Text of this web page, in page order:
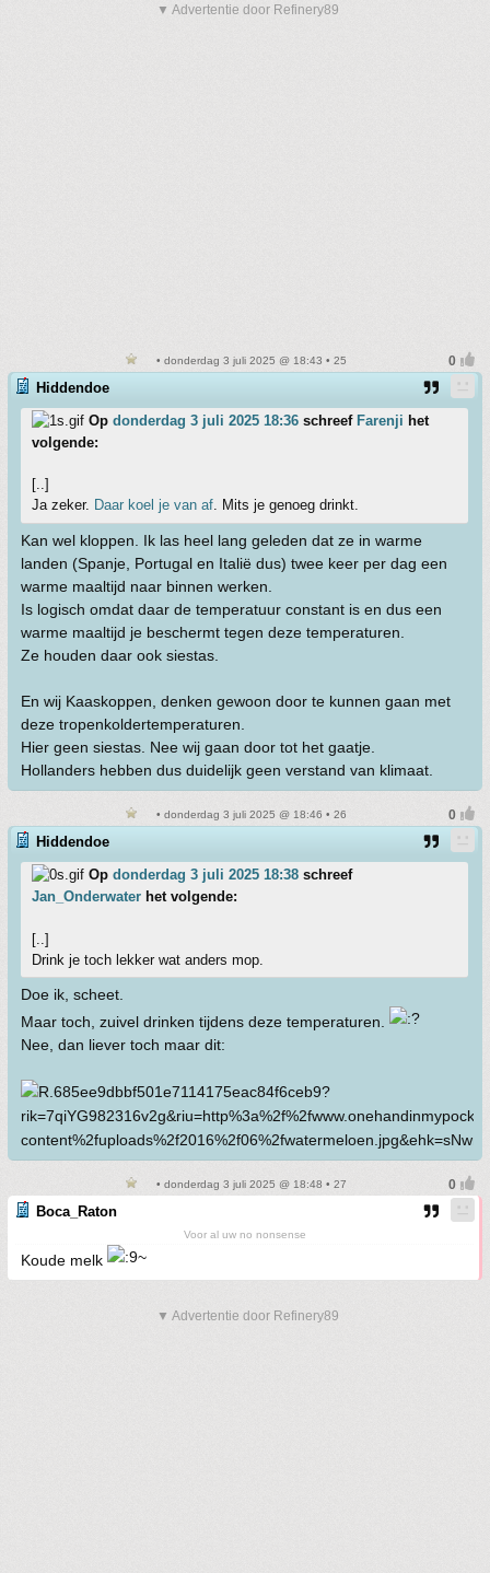
▼ Advertentie door Refinery89
• donderdag 3 juli 2025 @ 18:43 • 25
Hiddendoe
Op donderdag 3 juli 2025 18:36 schreef Farenji het
volgende:
[..]
Ja zeker. Daar koel je van af . Mits je genoeg drinkt.
Kan wel kloppen. Ik las heel lang geleden dat ze in warme
landen (Spanje, Portugal en Italië dus) twee keer per dag een
warme maaltijd naar binnen werken.
Is logisch omdat daar de temperatuur constant is en dus een
warme maaltijd je beschermt tegen deze temperaturen.
Ze houden daar ook siestas.
En wij Kaaskoppen, denken gewoon door te kunnen gaan met
deze tropenkoldertemperaturen.
Hier geen siestas. Nee wij gaan door tot het gaatje.
Hollanders hebben dus duidelijk geen verstand van klimaat.
• donderdag 3 juli 2025 @ 18:46 • 26
Hiddendoe
Op donderdag 3 juli 2025 18:38 schreef
Jan_Onderwater het volgende:
[..]
Drink je toch lekker wat anders mop.
Doe ik, scheet.
Maar toch, zuivel drinken tijdens deze temperaturen.
Nee, dan liever toch maar dit:
• donderdag 3 juli 2025 @ 18:48 • 27
Boca_Raton
Voor al uw no nonsense
Koude melk
▼ Advertentie door Refinery89